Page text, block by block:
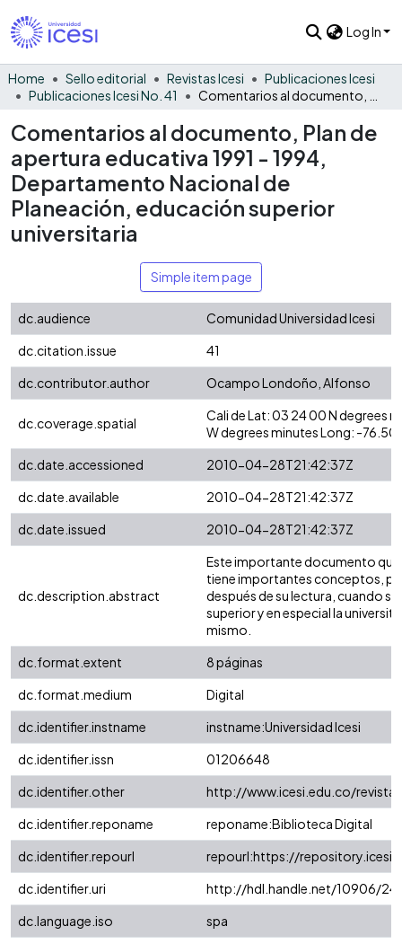
Log In
Home Sello editorial Revistas Icesi
Publicaciones Icesi
Publicaciones Icesi No. 41
Comentarios al documento, Plan de
apertura educativa 1991 - 1994,
Departamento Nacional de
Planeación, educación superior
universitaria
Simple item page
dc.audience
Comunidad Universidad Icesi
dc.citation.issue
41
dc.contributor.author
Ocampo Londoño, Alfonso
dc.coverage.spatial
Cali de Lat: 03 24 00 N degrees
W degrees minutes Long: -
dc.date.accessioned
2010-04-28T21:42:37Z
dc.date.available
2010-04-28T21:42:37Z
dc.date.issued
2010-04-28T21:42:37Z
dc.description.abstract
Este importante documento
tiene importantes conceptos,
después de su lectura, cuando
superior y en especial la
mismo.
dc.format.extent
8 páginas
dc.format.medium
Digital
dc.identifier.instname
instname:Universidad Icesi
dc.identifier.issn
01206648
dc.identifier.other
http://www.icesi.edu.co/
dc.identifier.reponame
reponame:Biblioteca Digital
dc.identifier.repourl
repourl:https://
dc.identifier.uri
http://hdl.handle.net/10906/
dc.language.iso
spa